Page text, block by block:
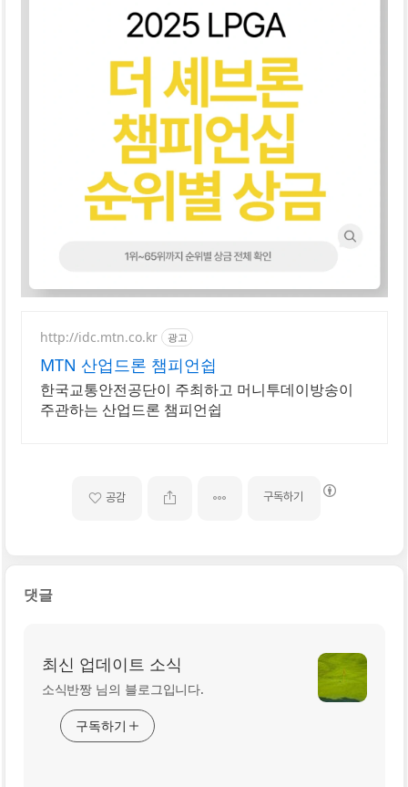
http://idc.mtn.co.kr 광고
MTN 산업드론 챔피언쉽
한국교통안전공단이 주최하고 머니투데이방송이
주관하는 산업드론 챔피언쉽
공감 구독하기
댓글
최신 업데이트 소식
소식반짱 님의 블로그입니다.
구독하기